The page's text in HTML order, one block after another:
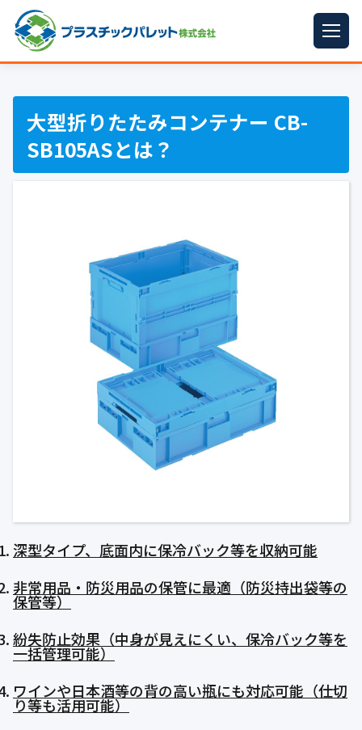
パレットサイズ
プラパレット
イラン情勢まとめ
🇺🇸🇰🇷🇹🇼
大型折りたたみコンテナー CB-
SB105ASとは？
深型タイプ、底面内に保冷バック等を収納可能
非常用品・防災用品の保管に最適（防災持出袋等の
保管等）
紛失防止効果（中身が見えにくい、保冷バック等を
一括管理可能）
ワインや日本酒等の背の高い瓶にも対応可能（仕切
り等も活用可能）